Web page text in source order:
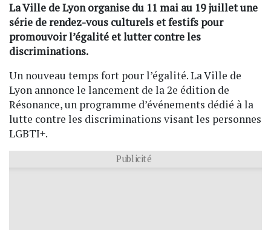
La Ville de Lyon organise du 11 mai au 19 juillet une
série de rendez-vous culturels et festifs pour
promouvoir l’égalité et lutter contre les
discriminations.
Un nouveau temps fort pour l’égalité. La Ville de
Lyon annonce le lancement de la 2e édition de
Résonance, un programme d’événements dédié à la
lutte contre les discriminations visant les personnes
LGBTI+.
Publicité